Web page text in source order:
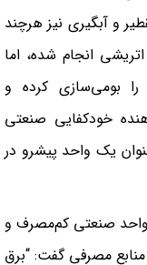
و آبگیری نیز هرچند
انجام شده، اما
را بومی‌سازی کرده و
خودکفایی صنعتی
یک واحد پیشرو در
واحد صنعتی کم‌مصرف و
مصرفی گفت: “برق